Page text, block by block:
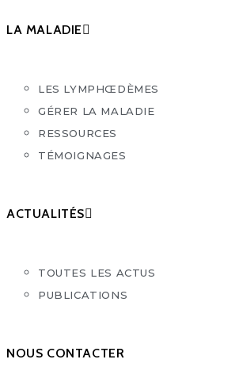
LA MALADIE
LES LYMPHŒDÈMES
GÉRER LA MALADIE
RESSOURCES
TÉMOIGNAGES
ACTUALITÉS
TOUTES LES ACTUS
PUBLICATIONS
NOUS CONTACTER